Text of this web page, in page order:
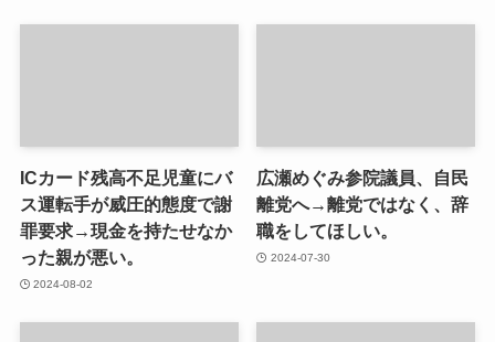
ICカード残高不足児童にバ
ス運転手が威圧的態度で謝
罪要求→現金を持たせなか
った親が悪い。
2024-08-02
広瀬めぐみ参院議員、自民
離党へ→離党ではなく、辞
職をしてほしい。
2024-07-30